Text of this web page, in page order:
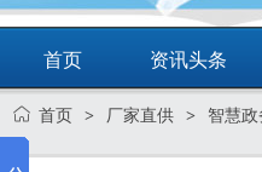
首页 资讯头条
动态 智慧应用
首页 > 厂家直供 > 智慧政